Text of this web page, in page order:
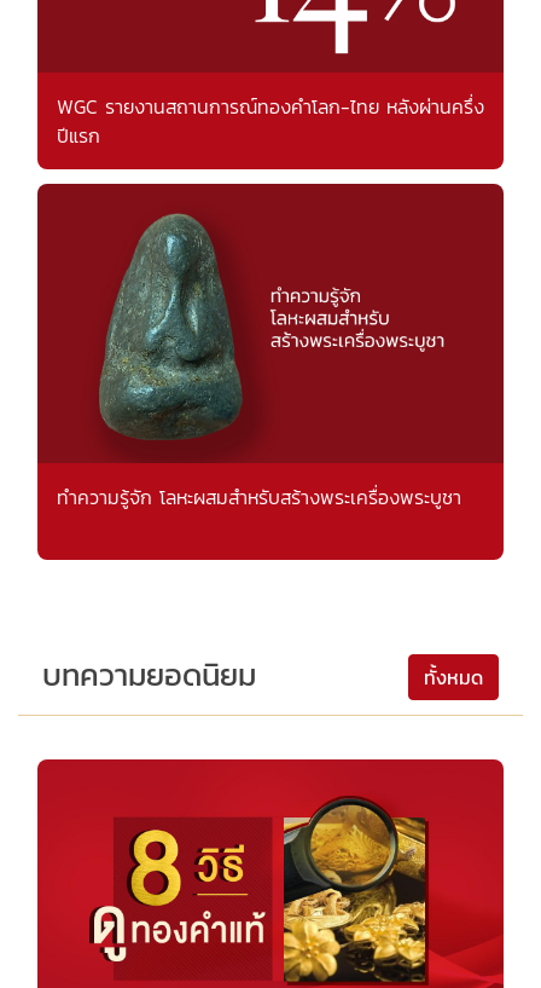
WGC รายงานสถานการณ์ทองคำโลก-ไทย หลังผ่านครึ่ง
ปีแรก
ทำความรู้จัก โลหะผสมสำหรับสร้างพระเครื่องพระบูชา
บทความยอดนิยม ทั้งหมด